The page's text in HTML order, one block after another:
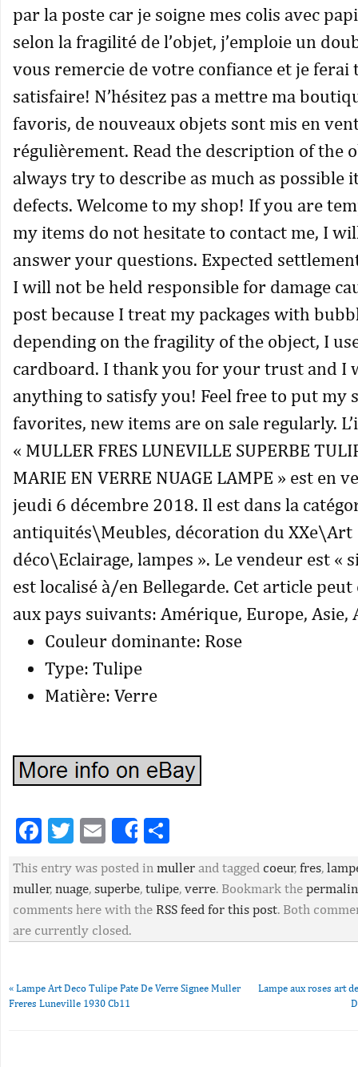
par la poste car je soigne mes colis avec
selon la fragilité de l’objet, j’emploie un
vous remercie de votre confiance et je
satisfaire! N’hésitez pas a mettre ma
favoris, de nouveaux objets sont mis en
régulièrement. Read the description of the
always try to describe as much as possible
defects. Welcome to my shop! If you are
my items do not hesitate to contact me, I
answer your questions. Expected
I will not be held responsible for damage
post because I treat my packages with
depending on the fragility of the object, I
cardboard. I thank you for your trust and I
anything to satisfy you! Feel free to put my
favorites, new items are on sale regularly.
« MULLER FRES LUNEVILLE SUPERBE
MARIE EN VERRE NUAGE LAMPE » est en
jeudi 6 décembre 2018. Il est dans la
antiquités\Meubles, décoration du XXe\Art
déco\Eclairage, lampes ». Le vendeur est «
est localisé à/en Bellegarde. Cet article
aux pays suivants: Amérique, Europe, Asie,
Couleur dominante: Rose
Type: Tulipe
Matière: Verre
Facebook
Twitter
EmailShare
This entry was posted in muller and tagged coeur, fres,
muller, nuage, superbe, tulipe, verre. Bookmark the
comments here with the RSS feed for this post. Both
are currently closed.
« Lampe Art Deco Tulipe Pate De Verre Signee Muller
Freres Luneville 1930 Cb11
Lampe aux roses art